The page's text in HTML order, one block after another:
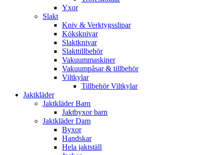
Yxor
Slakt
Kniv & Verktygsslipar
Köksknivar
Slaktknivar
Slakttillbehör
Vakuummaskiner
Vakuumpåsar & tillbehör
Viltkylar
Tillbehör Viltkylar
Jaktkläder
Jaktkläder Barn
Jaktbyxor barn
Jaktkläder Dam
Byxor
Handskar
Hela jaktställ